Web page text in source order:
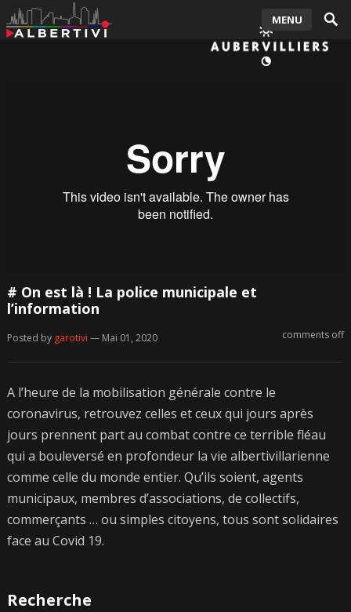
MENU
# On est là ! La police municipale et
l’information
Posted by garotivi — Mai 01, 2020 comments off
A l’heure de la mobilisation générale contre le
coronavirus, retrouvez celles et ceux qui jours après
jours prennent part au combat contre ce terrible fléau
qui a bouleversé en profondeur la vie albertivillarienne
comme celle du monde entier. Qu’ils soient, agents
municipaux, membres d’associations, de collectifs,
commerçants … ou simples citoyens, tous sont solidaires
face au Covid 19.
Recherche